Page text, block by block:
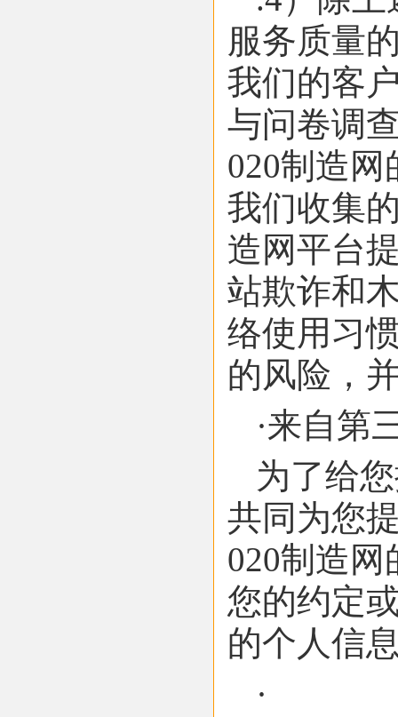
服务质量
我们的客
与问卷调
020制造
我们收集
造网平台
站欺诈和
络使用习
的风险，
·来自第
为了给
共同为您
020制造
您的约定
的个人信
·